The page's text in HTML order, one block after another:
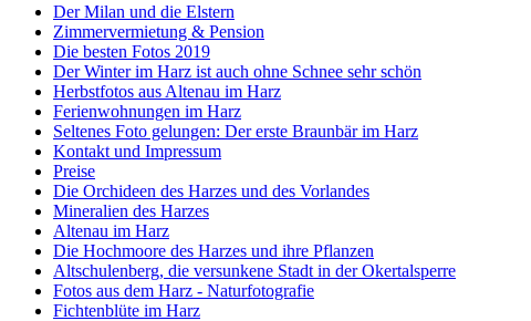
Der Milan und die Elstern
Zimmervermietung & Pension
Die besten Fotos 2019
Der Winter im Harz ist auch ohne Schnee sehr schön
Herbstfotos aus Altenau im Harz
Ferienwohnungen im Harz
Seltenes Foto gelungen: Der erste Braunbär im Harz
Kontakt und Impressum
Preise
Die Orchideen des Harzes und des Vorlandes
Mineralien des Harzes
Altenau im Harz
Die Hochmoore des Harzes und ihre Pflanzen
Altschulenberg, die versunkene Stadt in der Okertalsperre
Fotos aus dem Harz - Naturfotografie
Fichtenblüte im Harz